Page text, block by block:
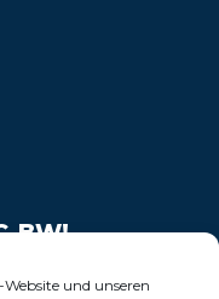
und unseren
BW!